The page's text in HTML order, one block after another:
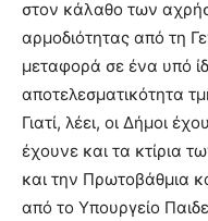
στον κάλαθο των
αρμοδιότητας από τη
μεταφορά σε ένα υπό
αποτελεσματικότητα
Γιατί, λέει, οι Δήμοι
έχουνε και τα κτίρια
και την Πρωτοβάθμια
από το Υπουργείο